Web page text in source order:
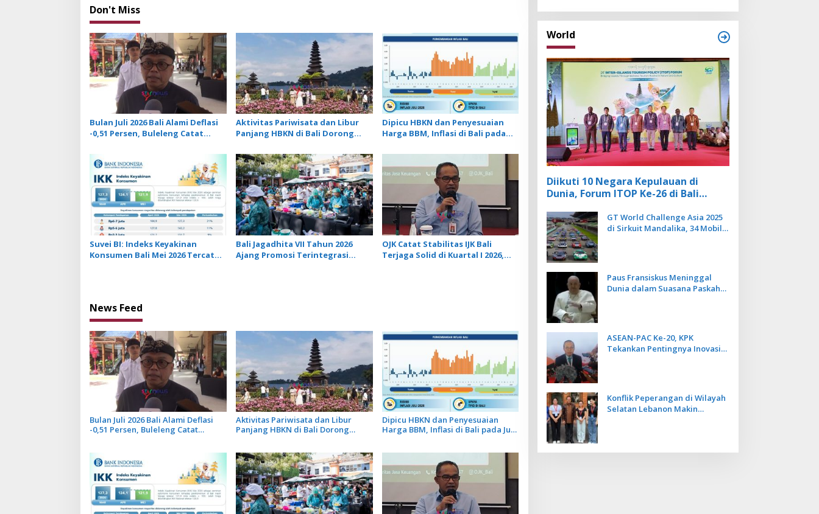
Don't Miss
Bulan Juli 2026 Bali Alami Deflasi
-0,51 Persen, Buleleng Catat
Aktivitas Pariwisata dan Libur
Panjang HBKN di Bali Dorong
Optimis
Dipicu HBKN dan Penyesuaian
Harga BBM, Inflasi di Bali pada
Suvei BI: Indeks Keyakinan
Konsumen Bali Mei 2026 Tercatat
Bali Jagadhita VII Tahun 2026
Ajang Promosi Terintegrasi
OJK Catat Stabilitas IJK Bali
Terjaga Solid di Kuartal I 2026,
News Feed
Bulan Juli 2026 Bali Alami Deflasi
-0,51 Persen, Buleleng Catat
Aktivitas Pariwisata dan Libur
Panjang HBKN di Bali Dorong
Dipicu HBKN dan Penyesuaian
Harga BBM, Inflasi di Bali pada Juni
World
Diikuti 10 Negara Kepulauan di
Dunia, Forum ITOP Ke-26 di Bali
Berbasis Alam dan Budaya
GT World Challenge Asia 2025
di Sirkuit Mandalika, 34 Mobil
Paus Fransiskus Meninggal
Dunia dalam Suasana Paskah
ASEAN-PAC Ke-20, KPK
Tekankan Pentingnya Inovasi
Konflik Peperangan di Wilayah
Selatan Lebanon Makin